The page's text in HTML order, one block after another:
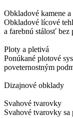
Obkladové kamene
Obkladové lícové
a farebnú stálosť
Ploty a pletivá
Ponúkané plotové
poveternostným
Dizajnové obklady
Svahové tvarovky
Svahové tvarovky